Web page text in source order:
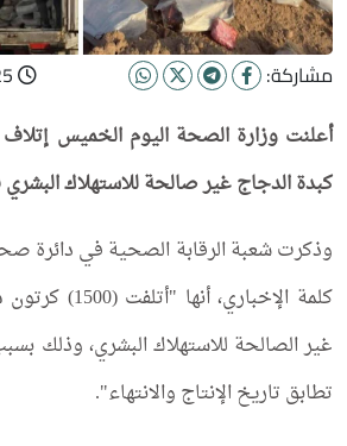
مشاركة:
كبدة الدجاج غير صالحة للاستهلاك
وذكرت شعبة الرقابة الصحية في دائرة
كلمة الإخباري،
غير الصالحة للاستهلاك البشري، وذلك
تطابق تاريخ الإنتاج والانتهاء".